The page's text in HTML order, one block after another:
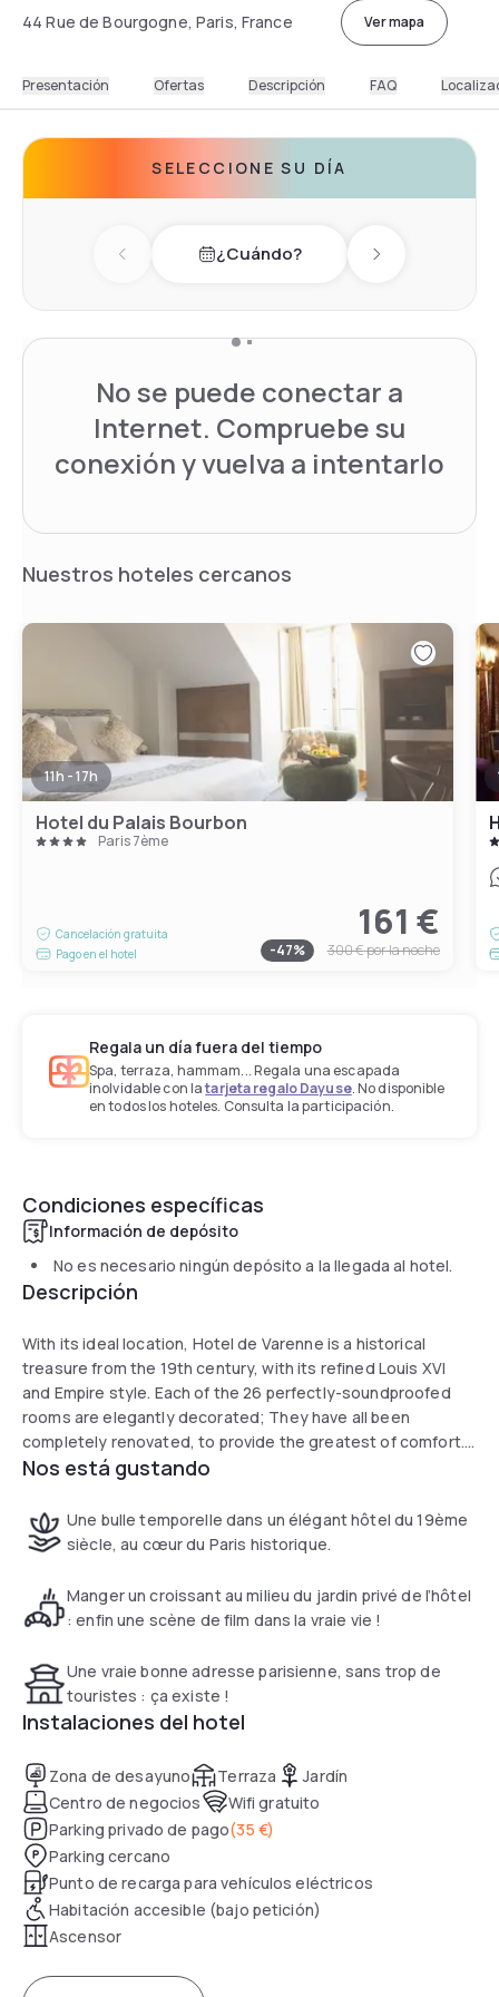
44 Rue de Bourgogne, Paris, France Ver mapa
Presentación Ofertas Descripción FAQ
SELECCIONE SU DÍA
Previous day¿Cuándo? Next day
No se puede conectar a
Internet. Compruebe su
conexión y vuelva a intentarlo
Nuestros hoteles cercanos
11h - 17h
Hotel du Palais Bourbon
Paris 7ème
Cancelación gratuita
Pago en el hotel
161 €
-47% 300 €por la noche
Regala un día fuera del tiempo
Spa, terraza, hammam... Regala una escapada
inolvidable con latarjeta regalo Dayuse. No disponible
en todos los hoteles. Consulta la participación.
Condiciones específicas
Información de depósito
No es necesario ningún depósito a la llegada al hotel.
Descripción
With its ideal location, Hotel de Varenne is a historical
treasure from the 19th century, with its refined Louis XVI
and Empire style. Each of the 26 perfectly-soundproofed
rooms are elegantly decorated; They have all been
completely renovated, to provide the greatest of comfort.
Here, the magnificence of yesteryear mingles with the
overlook the garden.
Nos está gustando
Une bulle temporelle dans un élégant hôtel du 19ème
siècle, au cœur du Paris historique.
Manger un croissant au milieu du jardin privé de l’hôtel
: enfin une scène de film dans la vraie vie !
Une vraie bonne adresse parisienne, sans trop de
touristes : ça existe !
Instalaciones del hotel
Zona de desayuno Terraza
Jardín
Centro de negocios
Wifi gratuito
Parking privado de pago(35 €)
Parking cercano
Punto de recarga para vehículos eléctricos
Habitación accesible (bajo petición)
Ascensor